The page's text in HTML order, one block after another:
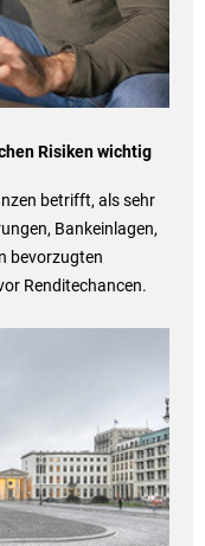
Risiken wichtig
betrifft, als sehr
Bankeinlagen,
bevorzugten
Renditechancen.